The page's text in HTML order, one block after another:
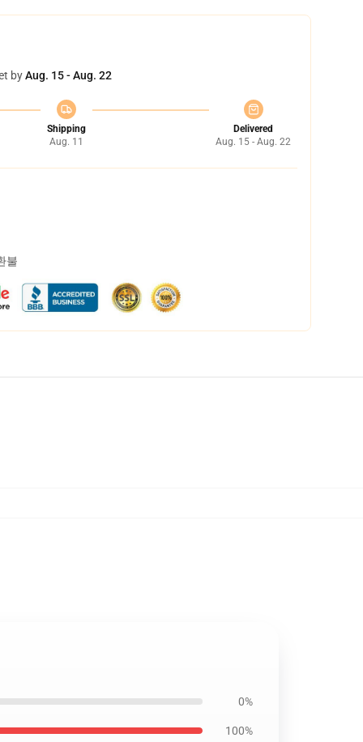
byAug. 15 - Aug. 22
Shipping
Aug. 11
Delivered
Aug. 15 - Aug. 22
불
0%
100%